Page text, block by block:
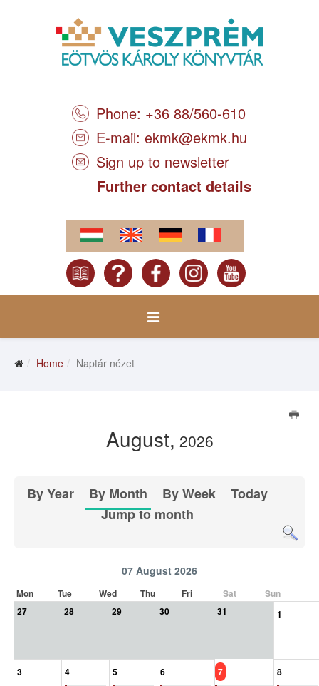
Phone: +36 88/560-610
E-mail: ekmk@ekmk.hu
Sign up to newsletter
Further contact details
Home Naptár nézet
August, 2026
By Year By Month By Week
Today
Jump to month
07 August 2026
Mon Tue Wed Thu Fri Sat
Sun
27
28 29 30 31 1
3 4 5 6 7 8